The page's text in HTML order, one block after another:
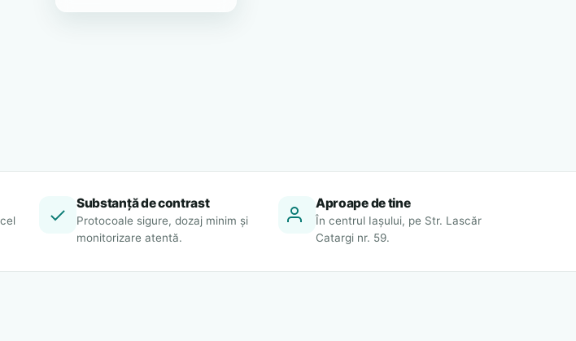
Substanță de contrast
Protocoale sigure, dozaj minim și
monitorizare atentă.
Aproape de tine
În centrul Iașului, pe Str. Lascăr
Catargi nr. 59.